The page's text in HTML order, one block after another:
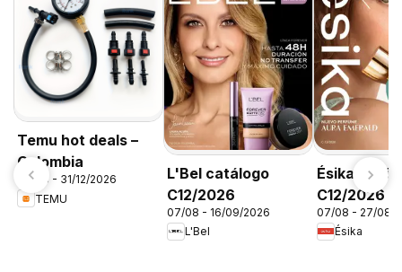
Temu hot deals –
Colombia
06/08 - 31/12/2026
TEMU
L'Bel catálogo
C12/2026
07/08 - 16/09/2026
L'Bel
Ésika
C12/2026
07/08 - 27/08/
Ésika